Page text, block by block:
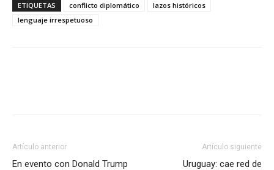
ETIQUETAS conflicto diplomático
lazos históricos
lenguaje irrespetuoso
Artículo anterior
En evento con Donald Trump
Artículo siguiente
Uruguay: cae red de